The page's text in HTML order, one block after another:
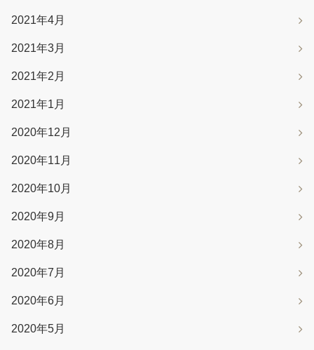
2021年4月
2021年3月
2021年2月
2021年1月
2020年12月
2020年11月
2020年10月
2020年9月
2020年8月
2020年7月
2020年6月
2020年5月